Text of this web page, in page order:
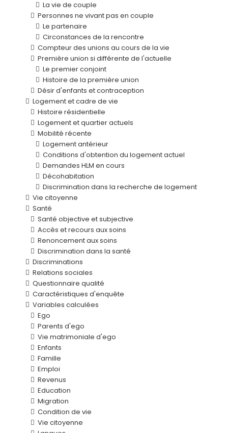
La vie de couple
Personnes ne vivant pas en couple
Le partenaire
Circonstances de la rencontre
Compteur des unions au cours de la vie
Première union si différente de l'actuelle
Le premier conjoint
Histoire de la première union
Désir d'enfants et contraception
Logement et cadre de vie
Histoire résidentielle
Logement et quartier actuels
Mobilité récente
Logement antérieur
Conditions d'obtention du logement actuel
Demandes HLM en cours
Décohabitation
Discrimination dans la recherche de logement
Vie citoyenne
Santé
Santé objective et subjective
Accès et recours aux soins
Renoncement aux soins
Discrimination dans la santé
Discriminations
Relations sociales
Questionnaire qualité
Caractéristiques d'enquête
Variables calculées
Ego
Parents d'ego
Vie matrimoniale d'ego
Enfants
Famille
Emploi
Revenus
Education
Migration
Condition de vie
Vie citoyenne